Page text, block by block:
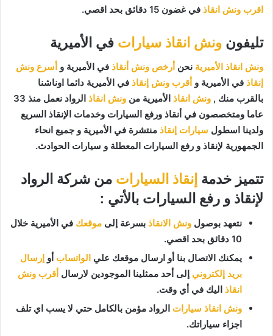
اقرب ونش انقاذ في غضون 15 دقائق بحد اقصي.
تليفون ونش انقاذ سيارات في الأميرية
ونش انقاذ الأميرية نحن أرخص ونش أنقاذ في الأميرية و أسرع ونش
إنقاذ في الأميرية و أقرب ونش إنقاذ في الأميرية دائما اوناشنا
بالقرب منك , ونش انقاذ الأميرية من ونش انقاذ
الرواد نعمل منذ 33
عاما ومتخصصون في أنقاذ ورفع السيارات وخدمات الإنقاذ السريع
ولدينا اسطول سيارات إنقاذ منتشرة في الأميرية و جميع انحاء
الجمهورية لإنقاذ و رفع السيارات المعطلة و سيارات الحوادث.
تتميز خدمة إنقاذ السيارات من شركة الرواد
لإنقاذ و رفع السيارات بالأتي :
نتعهد بوصول ونش الانقاذ بسرعة إلى موقعك في الأميرية خلال
10 دقائق بحد اقصي.
يمكنك الاتصال بنا أو ارسال موقعك علي الواتساب أو إرسال
بريد إلكتروني إلى أحد ممثلينا الموجودين لارسال أقرب ونش
انقاذ اليك في أي وقت.
ونش انقاذ سيارات الرواد مؤمن بالكامل حتي لا يسب اي تلف
اجزاء سياراتك.